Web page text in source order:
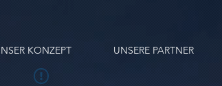
KONZEPT UNSERE PARTNER